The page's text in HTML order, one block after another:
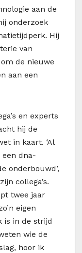
aan de
onderzoek
Hij
van
de nieuwe
aan een
en experts
hij de
in kaart. ‘Al
dna-
onderbouwd’,
collega’s.
twee jaar
eigen
is in de strijd
wie de
hoor ik